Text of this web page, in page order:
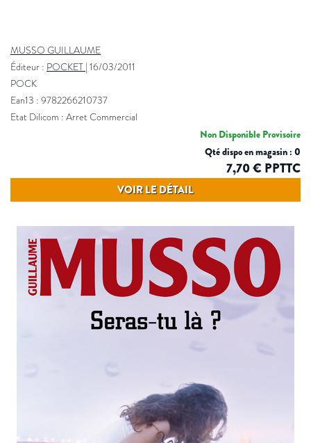
MUSSO GUILLAUME
Éditeur : POCKET | 16/03/2011
POCK
Ean13 : 9782266210737
Etat Dilicom : Arret Commercial
Non Disponible Provisoire
Qté dispo en magasin : 0
7,70 € PPTTC
VOIR LE DÉTAIL